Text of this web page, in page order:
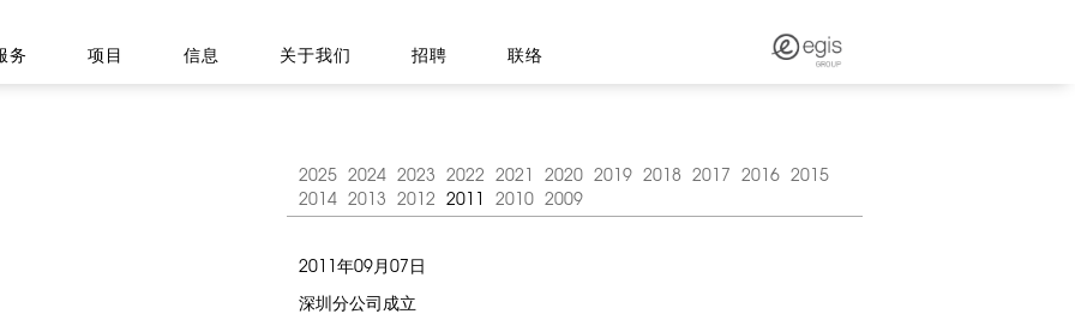
务 项目 信息 关于我们 招聘 联络
2025 2024 2023 2022 2021 2020 2019 2018 2017 2016 2015
2014 2013 2012 2011 2010 2009
2011年09月07日
深圳分公司成立